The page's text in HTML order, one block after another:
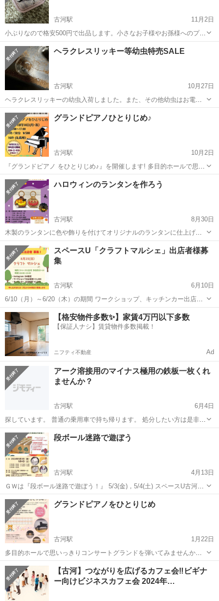
古河駅
11月2日
小ぶりなので格安500円で出品します。小さなお子様やお孫様へのプレ
ゼントにいかがでしょうか？写真の個体をご提供致します。 サイズ
50㎜台 累代 CBF1 羽化 2024年10月下旬
茨城 古河市 古河駅 その他
ヘラクレスリッキー等幼虫特売SALE
古河駅
10月27日
ヘラクレスリッキーの幼虫入荷しました。また、その他幼虫はお電話
にてお問い合わせください。よろしくお願いします🙇お値段は1匹500
円です。、
茨城 古河市 古河駅 その他 幼虫
グランドピアノひとりじめ♪
古河駅
10月2日
『グランドピアノ をひとりじめ♪』を開催します! 多目的ホールで思い
っきりコンサートグランドピアノ YAMAHA CF Ⅲ を弾いてみません
か？ コンクールや発表会に向けての練習 またピアノを弾いてみたい♡
など...
茨城 古河市 古河駅 発表会
ハロウィンのランタンを作ろう
古河駅
8月30日
木製のランタンに色や飾りを付けてオリジナルのランタンに仕上げま
す。 LEDライト付きです。
茨城 古河市 古河駅 その他 ランタン
スペースU「クラフトマルシェ」出店者様募
集
古河駅
6月10日
6/10（月）～6/20（木）の期間 ワークショップ、キッチンカー出店者
さま大募集❗ エントリーはインスタのDMにて😊
茨城 古河市 古河駅 その他 クラフト
【格安物件多数✨】家賃4万円以下多数
【保証人ナシ】賃貸物件多数掲載！
ニフティ不動産 Ad
アーク溶接用のマイナス極用の鉄板一枚くれ
ませんか？
古河駅
6月4日
探しています。 普通の乗用車で持ち帰ります。 処分したい方は是非お
譲りください。 2000円までなら出せます。 最寄りの公園で落ち合っ
て渡して頂けたら幸いです。 カーナビが壊れているので迷って到着時
間過ぎるかもしれ...
茨城 古河市 古河駅 その他
段ボール迷路で遊ぼう
古河駅
4月13日
ＧＷは『段ボール迷路で遊ぼう！』 5/3(金)，5/4(土) スペースU古河に
ダンボール迷路がやってくる！ （小学生以下の）ちびっこ集まれ！ 迷
路で遊んだあとは、ダンボールで楽しい工作も出来るよ(ダンボールク
ラ...
茨城 古河市 古河駅 その他 ダンボール
グランドピアノをひとりじめ
古河駅
1月22日
多目的ホールで思いっきりコンサートグランドを弾いてみませんか？
ピアノ YAMAHA CF Ⅲ コンサートグランド 発表会に向けての練習
に。 大切な人に聴かせたい。 グランドピアノを弾いてみたい。 家族
や友達とセッ...
茨城 古河市 古河駅 その他
【古河】つながりを広げるカフェ会‼️ビギナ
ー向けビジネスカフェ会 2024年…